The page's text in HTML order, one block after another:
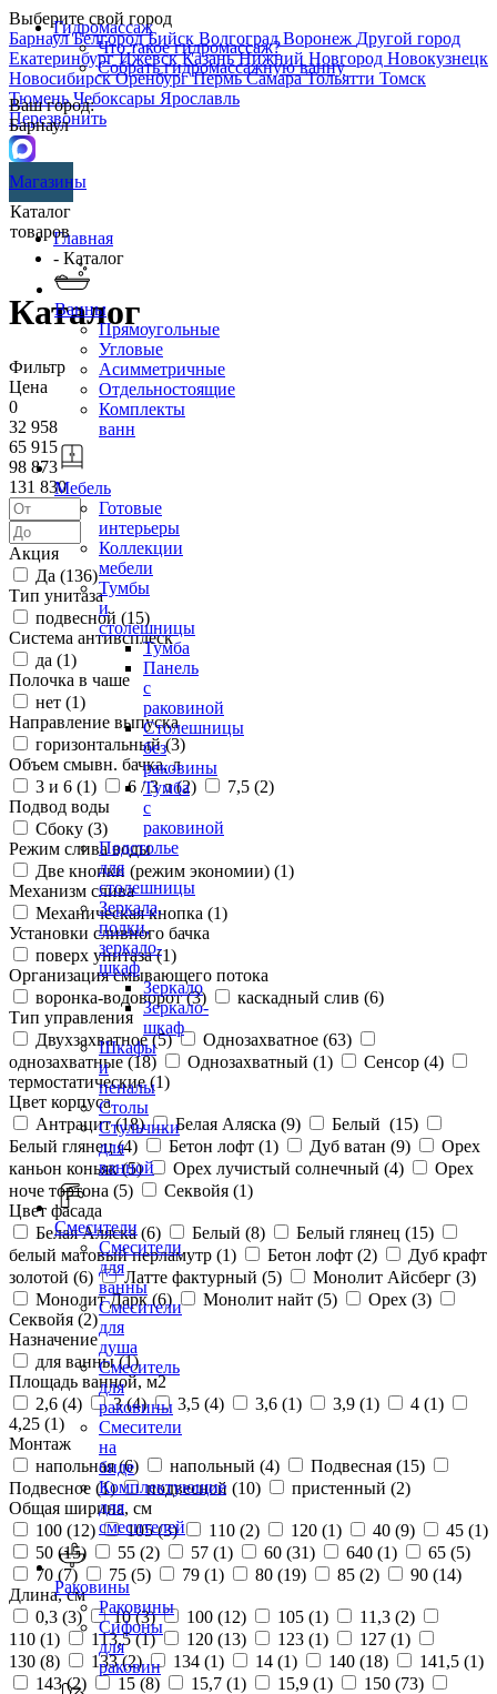
Выберите свой город
БарнаулБелгородБийск ВолгоградВоронеж Другой город
ЕкатеринбургИжевскКазаньНижний Новгород Новокузнецк
НовосибирскОренбургПермьСамараТольятти Томск
ТюменьЧебоксары Ярославль
Перезвонить
Гидромассаж
Что такое гидромассаж?
Собрать гидромассажную ванну
Ваш город:
Барнаул
Магазины
Каталог
товаров
Ванны
Прямоугольные
Угловые
Асимметричные
Отдельностоящие
Комплекты
ванн
Мебель
Готовые
интерьеры
Коллекции
мебели
Тумбы
и
столешницы
Тумба
Панель
с
раковиной
Столешницы
без
раковины
Тумба
с
раковиной
Подстолье
для
столешницы
Зеркала,
полки,
зеркало-
шкаф
Зеркало
Зеркало-
шкаф
Шкафы
и
пеналы
Столы
Стульчики
для
ванной
Смесители
Смесители
для
ванны
Смесители
для
душа
Смеситель
для
раковины
Смесители
на
биде
Комплектующие
для
смесителей
Раковины
Раковины
Сифоны
для
раковин
Главная
- Каталог
Каталог
Фильтр
Цена
0
32 958
65 915
98 873
131 830
Акция
Да (136)
Тип унитаза
подвесной (15)
Система антивсплеск
да (1)
Полочка в чаше
нет (1)
Направление выпуска
горизонтальный (3)
Объем смывн. бачка, л
3 и 6 (1) 6 / 3 л (2) 7,5 (2)
Подвод воды
Сбоку (3)
Режим слива воды
Две кнопки (режим экономии) (1)
Механизм слива
Механическая кнопка (1)
Установки сливного бачка
поверх унитаза (1)
Организация смывающего потока
воронка-водоворот (3) каскадный слив (6)
Тип управления
Двухзахватное (5) Однозахватное (63)
однозахватные (18) Однозахватный (1) Сенсор (4)
термостатические (1)
Цвет корпуса
Антрацит (18) Белая Аляска (9) Белый (15)
Белый глянец (4) Бетон лофт (1) Дуб ватан (9)
Орех
каньон коньяк (5) Орех лучистый солнечный (4)
Орех
ноче тортона (5) Секвойя (1)
Цвет фасада
Белая Аляска (6) Белый (8) Белый глянец (15)
белый матовый перламутр (1) Бетон лофт (2)
Дуб крафт
золотой (6) Латте фактурный (5) Монолит Айсберг (3)
Монолит Дарк (6) Монолит найт (5) Орех (3)
Секвойя (2)
Назначение
для ванны (1)
Площадь ванной, м2
2,6 (4) 3 (4) 3,5 (4) 3,6 (1) 3,9 (1) 4 (1)
4,25 (1)
Монтаж
напольная (6) напольный (4) Подвесная (15)
Подвесное (1) подвесной (10) пристенный (2)
Общая ширина, см
100 (12) 105 (3) 110 (2) 120 (1) 40 (9) 45 (1)
50 (15) 55 (2) 57 (1) 60 (31) 640 (1) 65 (5)
70 (7) 75 (5) 79 (1) 80 (19) 85 (2) 90 (14)
Длина, см
0,3 (3) 10 (3) 100 (12) 105 (1) 11,3 (2)
110 (1) 113,5 (1) 120 (13) 123 (1) 127 (1)
130 (8) 133 (2) 134 (1) 14 (1) 140 (18) 141,5 (1)
143 (2) 15 (8) 15,7 (1) 15,9 (1) 150 (73)